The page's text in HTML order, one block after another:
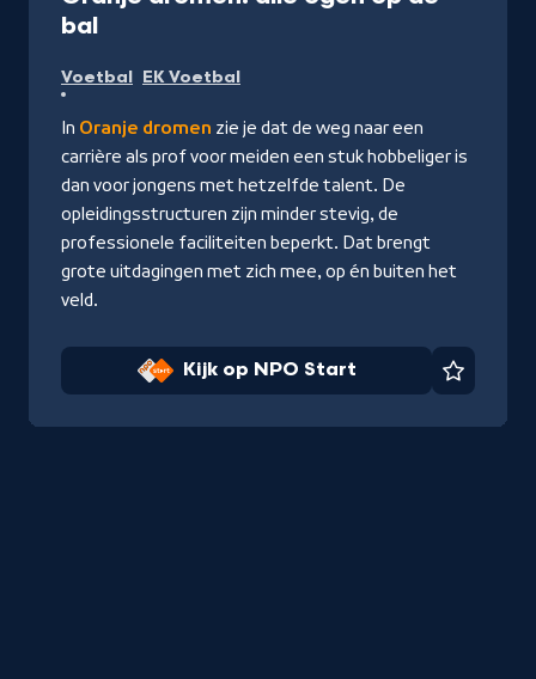
bal-
op
NPO
Start
Voetbal EK Voetbal
In Oranje dromen zie je dat de weg naar een
carrière als prof voor meiden een stuk hobbeliger is
dan voor jongens met hetzelfde talent. De
opleidingsstructuren zijn minder stevig, de
professionele faciliteiten beperkt. Dat brengt
grote uitdagingen met zich mee, op én buiten het
veld.
Kijk op NPO Start